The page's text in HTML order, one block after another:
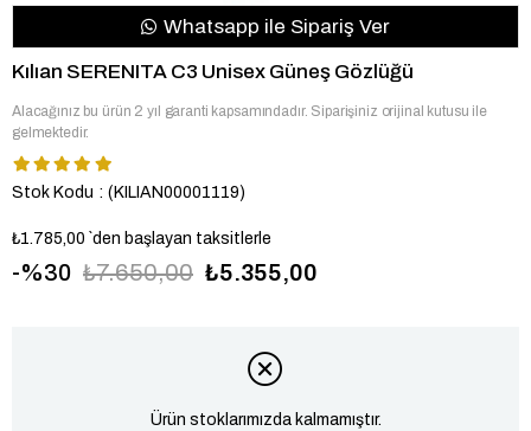
Whatsapp ile Sipariş Ver
Kılıan SERENITA C3 Unisex Güneş Gözlüğü
Alacağınız bu ürün 2 yıl garanti kapsamındadır. Siparişiniz orijinal kutusu ile
gelmektedir.
Stok Kodu (KILIAN00001119)
₺1.785,00 `den başlayan taksitlerle
30 ₺7.650,00 ₺5.355,00
Ürün stoklarımızda kalmamıştır.